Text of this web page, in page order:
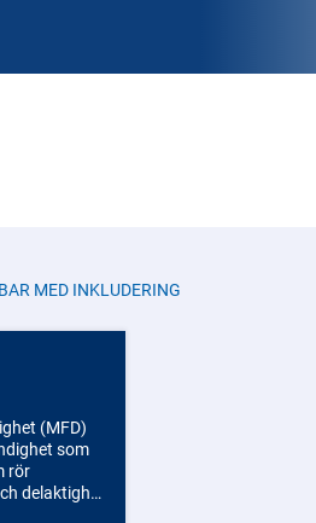
MED INKLUDERING
(MFD)
som
rör
delaktighet